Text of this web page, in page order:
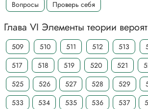
Вопросы
Проверь себя
Глава VI Элементы теории
509 510 511 512 513
517
518 519 520 521
525
526 527 528 529
533
534 535 536 537